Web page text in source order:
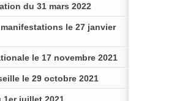
du 31 mars 2022
le 27 janvier
le 17 novembre 2021
le 29 octobre 2021
1er juillet 2021